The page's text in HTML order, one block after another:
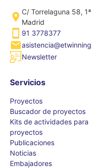
C/ Torrelaguna 58,
Madrid
91 3778377
Newsletter
Servicios
Proyectos
Buscador de proyectos
Kits de actividades para
proyectos
Publicaciones
Noticias
Embajadores